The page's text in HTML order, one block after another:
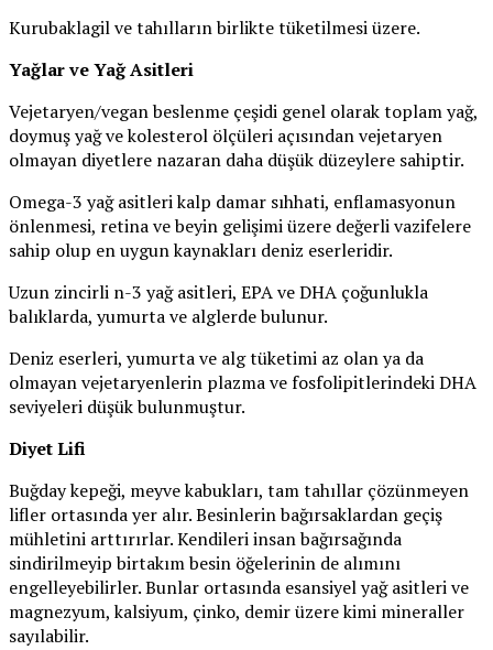
Kurubaklagil ve tahılların birlikte tüketilmesi üzere.
Yağlar ve Yağ Asitleri
Vejetaryen/vegan beslenme çeşidi genel olarak toplam yağ,
doymuş yağ ve kolesterol ölçüleri açısından vejetaryen
olmayan diyetlere nazaran daha düşük düzeylere sahiptir.
Omega-3 yağ asitleri kalp damar sıhhati, enflamasyonun
önlenmesi, retina ve beyin gelişimi üzere değerli vazifelere
sahip olup en uygun kaynakları deniz eserleridir.
Uzun zincirli n-3 yağ asitleri, EPA ve DHA çoğunlukla
balıklarda, yumurta ve alglerde bulunur.
Deniz eserleri, yumurta ve alg tüketimi az olan ya da
olmayan vejetaryenlerin plazma ve fosfolipitlerindeki DHA
seviyeleri düşük bulunmuştur.
Diyet Lifi
Buğday kepeği, meyve kabukları, tam tahıllar çözünmeyen
lifler ortasında yer alır. Besinlerin bağırsaklardan geçiş
mühletini arttırırlar. Kendileri insan bağırsağında
sindirilmeyip birtakım besin öğelerinin de alımını
engelleyebilirler. Bunlar ortasında esansiyel yağ asitleri ve
magnezyum, kalsiyum, çinko, demir üzere kimi mineraller
sayılabilir.